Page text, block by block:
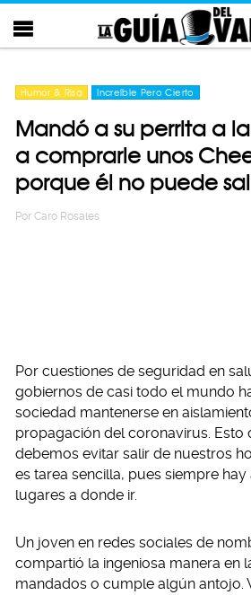
Humor & Risa Increíble Pero Cierto
Mandó a su perrita a
a comprarle unos
porque él no puede
Por Caro Rosales
Por cuestiones de seguridad en
gobiernos de casi todo el mundo
sociedad mantenerse en
propagación del coronavirus. Esto
debemos evitar salir de nuestros
es tarea sencilla, pues siempre
lugares a donde ir.
Un joven en redes sociales de
compartió la ingeniosa manera en
mandados o cumple algún antojo.